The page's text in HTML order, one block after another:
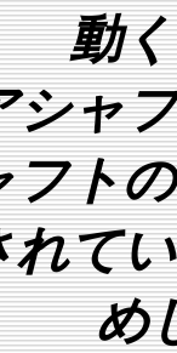
動
ャ
フト
て
め